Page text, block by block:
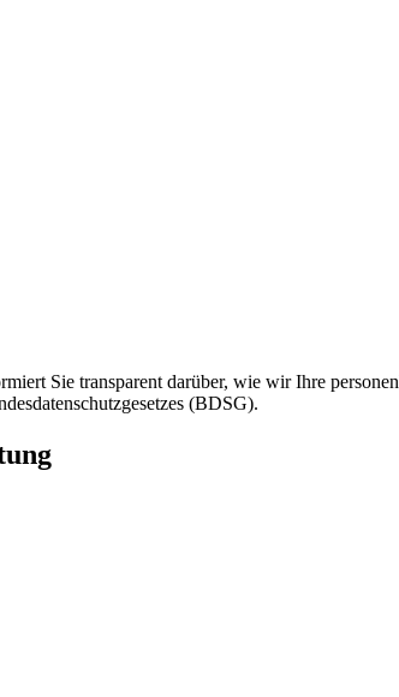
Sie transparent darüber, wie wir Ihre
(BDSG).